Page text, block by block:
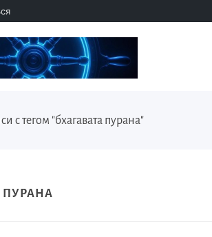
с тегом "бхагавата пурана"
ПУРАНА